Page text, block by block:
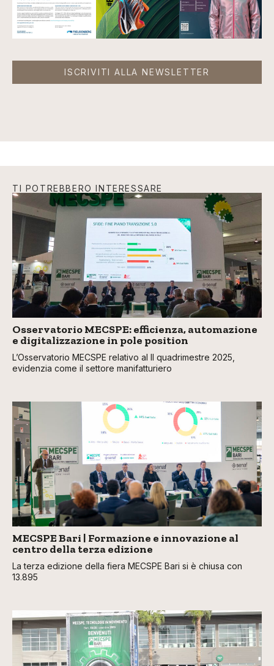
ISCRIVITI ALLA NEWSLETTER
TI POTREBBERO INTERESSARE
Osservatorio MECSPE: efficienza, automazione
e digitalizzazione in pole position
L’Osservatorio MECSPE relativo al II quadrimestre 2025,
evidenzia come il settore manifatturiero
MECSPE Bari | Formazione e innovazione al
centro della terza edizione
La terza edizione della fiera MECSPE Bari si è chiusa con
13.895